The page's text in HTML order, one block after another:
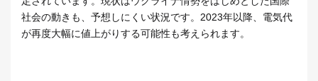
社会の動きも、予想しにくい状況です。2023年以降、電気代
が再度大幅に値上がりする可能性も考えられます。